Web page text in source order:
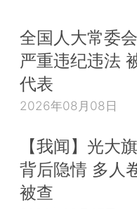
全国人大常委
严重违纪违法
代表
2026年08月08日
【我闻】光大
背后隐情 多人
被查